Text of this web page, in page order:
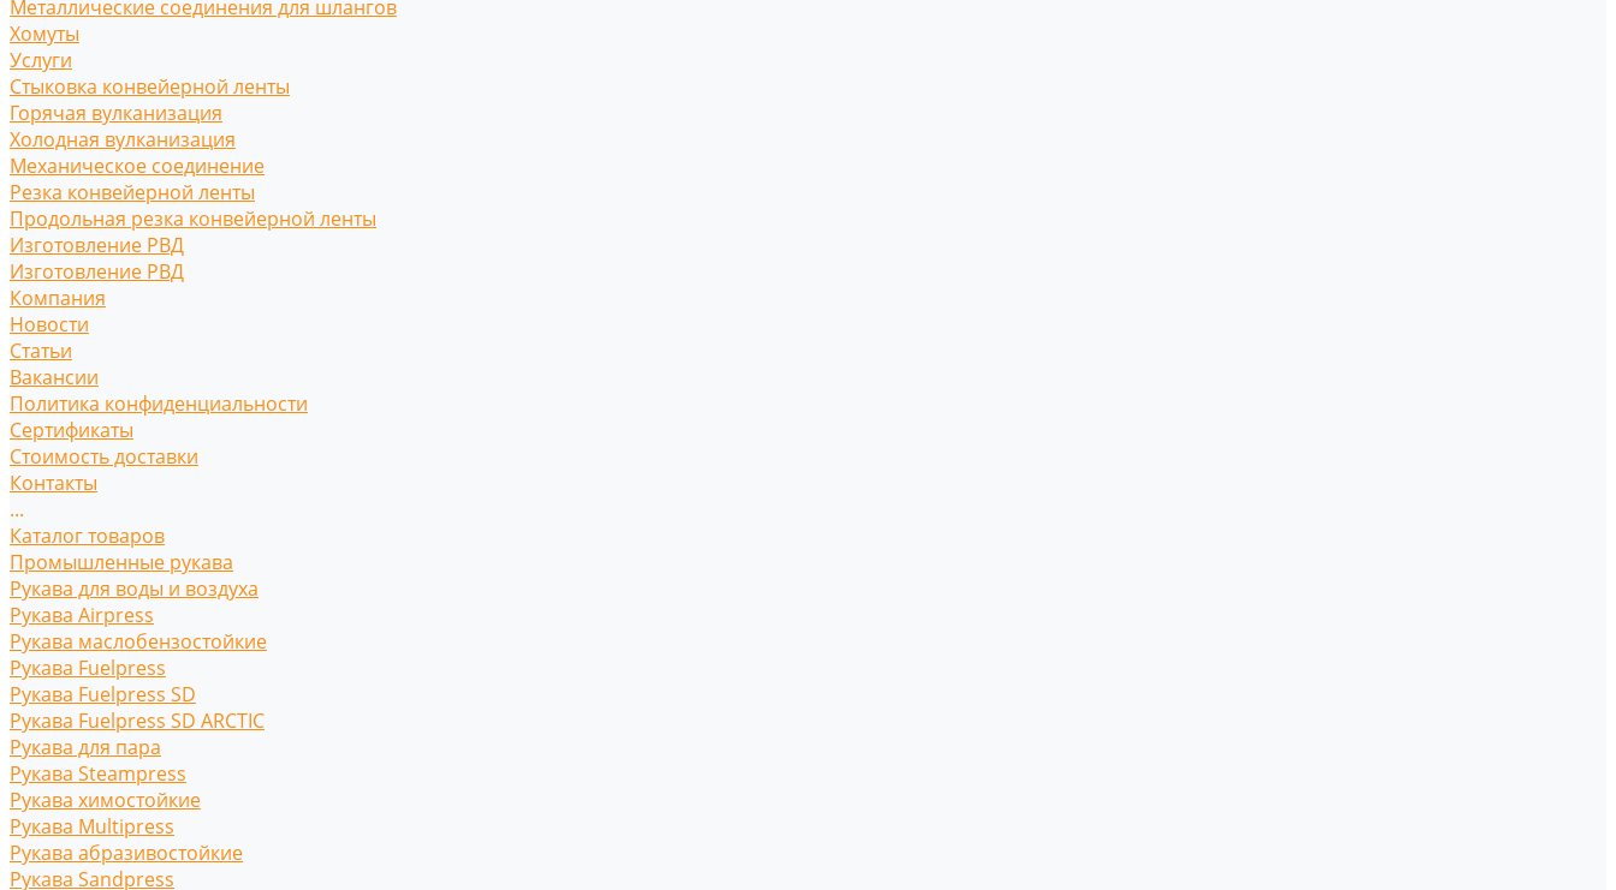
Металлические соединения для шлангов
Хомуты
Услуги
Стыковка конвейерной ленты
Горячая вулканизация
Холодная вулканизация
Механическое соединение
Резка конвейерной ленты
Продольная резка конвейерной ленты
Изготовление РВД
Изготовление РВД
Компания
Новости
Статьи
Вакансии
Политика конфиденциальности
Сертификаты
Стоимость доставки
Контакты
...
Каталог товаров
Промышленные рукава
Рукава для воды и воздуха
Рукава Airpress
Рукава маслобензостойкие
Рукава Fuelpress
Рукава Fuelpress SD
Рукава Fuelpress SD ARCTIC
Рукава для пара
Рукава Steampress
Рукава химостойкие
Рукава Multipress
Рукава абразивостойкие
Рукава Sandpress